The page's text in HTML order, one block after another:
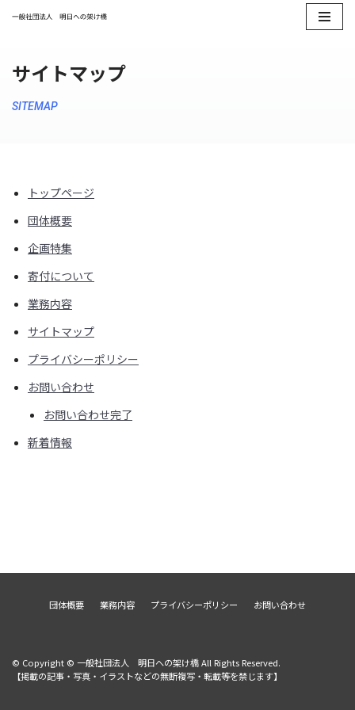
ン
テ
ン
プ
サイトマップ
SITEMAP
トップページ
団体概要
企画特集
寄付について
業務内容
サイトマップ
プライバシーポリシー
お問い合わせ
お問い合わせ完了
新着情報
団体概要 業務内容 プライバシーポリシー お問い合わせ
© Copyright © 一般社団法人 明日への架け橋 All Rights Reserved.
【掲載の記事・写真・イラストなどの無断複写・転載等を禁じます】